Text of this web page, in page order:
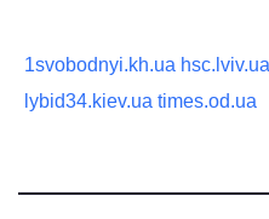
1svobodnyi.kh.ua hsc.lviv.ua
lybid34.kiev.ua times.od.ua